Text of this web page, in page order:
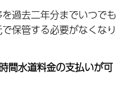
過去二年分までいつでも
保管する必要がなくなり
間水道料金の支払いが可